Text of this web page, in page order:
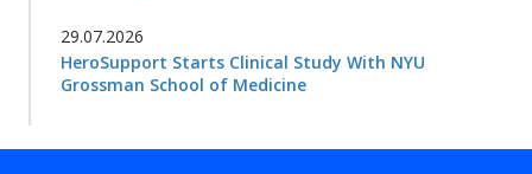
29.07.2026
HeroSupport Starts Clinical Study With NYU
Grossman School of Medicine